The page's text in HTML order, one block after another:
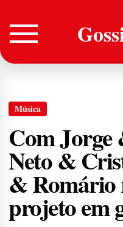
Música
Com Jorge
Neto &
& Romário
projeto em